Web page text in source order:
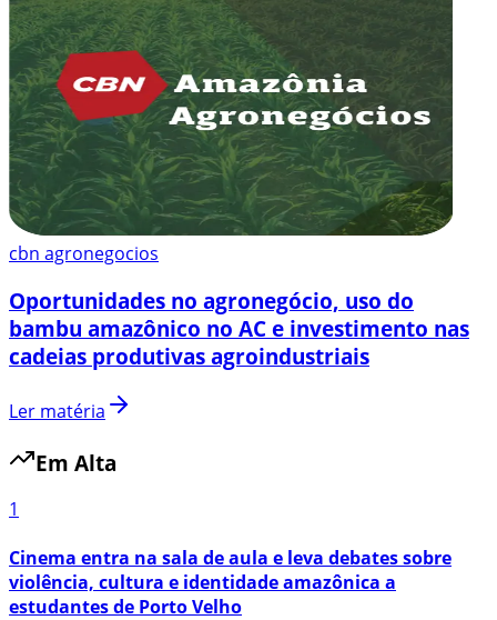
cbn agronegocios
​Oportunidades no agronegócio, uso do
bambu amazônico no AC e investimento nas
cadeias produtivas agroindustriais
Ler matéria
Em Alta
1
Cinema entra na sala de aula e leva debates sobre
violência, cultura e identidade amazônica a
estudantes de Porto Velho